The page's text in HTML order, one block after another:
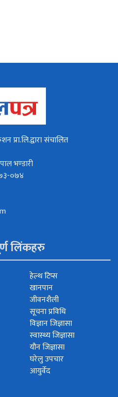
प्रा.लि.द्वारा संचालित
भण्डारी
०७४
लिंकहरु
हेल्थ टिप्स
खानपान
जीवनशैली
सूचना प्रविधि
विज्ञान जिज्ञासा
स्वास्थ्य जिज्ञासा
यौन जिज्ञासा
घरेलु उपचार
आयुर्वेद